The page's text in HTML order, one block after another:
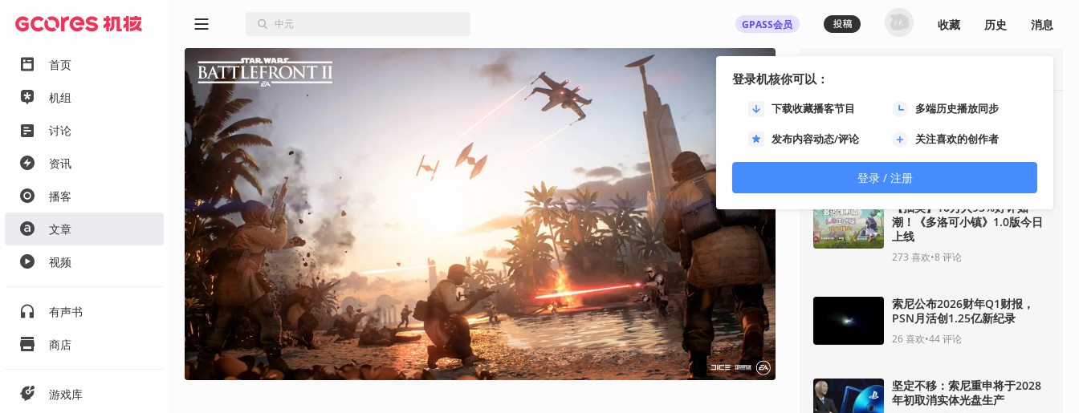
首页
机组
讨论
资讯
播客
文章
视频
有声书
商店
游戏库
GPASS会员
登录机核你可以：
下载收藏播客节目 多端历史播放同步
发布内容动态/评论 关注喜欢的创作者
登录 / 注册
收藏 历史 消息
最热资讯
【抽奖】四人合作战术射击游戏
来丰富内容更新
156喜欢•129评论
【抽奖】10万人95%好评如
潮！《多洛可小镇》1.0版今日
上线
273 喜欢•8 评论
索尼公布2026财年Q1财报，
PSN月活创1.25亿新纪录
26喜欢•44评论
坚定不移：索尼重申将于2028
年初取消实体光盘生产